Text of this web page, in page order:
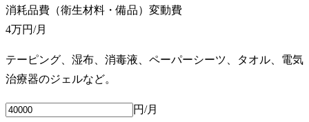
消耗品費（衛生材料・備品） 変動費
4万円/月
テーピング、湿布、消毒液、ペーパーシーツ、タオル、電気
治療器のジェルなど。
円/月